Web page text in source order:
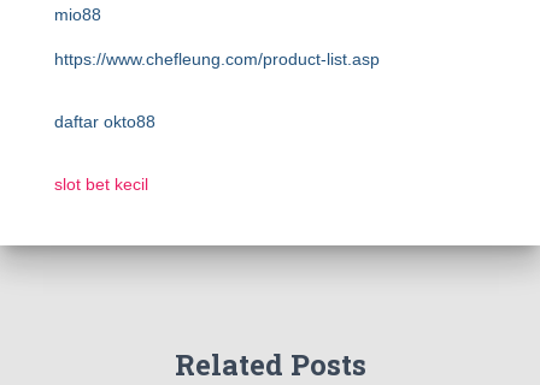
mio88
https://www.chefleung.com/product-list.asp
daftar okto88
slot bet kecil
Related Posts